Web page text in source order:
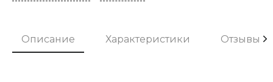
Описание Характеристики Отзывы